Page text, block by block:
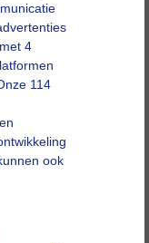
4
114
ook